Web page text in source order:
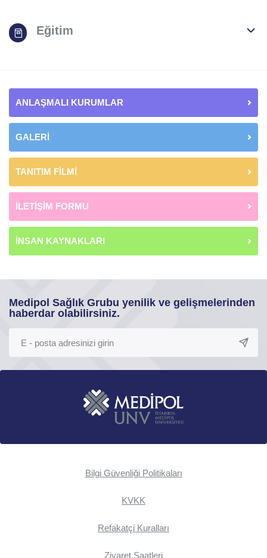
Eğitim
ANLAŞMALI KURUMLAR
GALERİ
TANITIM FİLMİ
İLETİŞİM FORMU
İNSAN KAYNAKLARI
Medipol Sağlık Grubu yenilik ve gelişmelerinden
haberdar olabilirsiniz.
Bilgi Güvenliği Politikaları
KVKK
Refakatçi Kuralları
Ziyaret Saatleri